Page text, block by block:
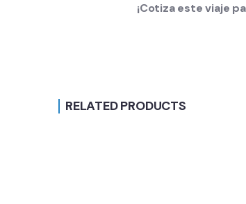
¡Cotiza este viaje
RELATED PRODUCTS